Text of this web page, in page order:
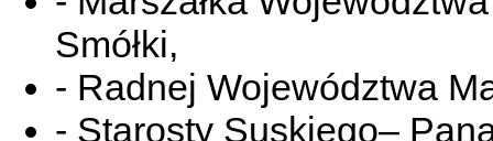
Smółki,
- Radnej Województwa
- Starosty Suskiego–